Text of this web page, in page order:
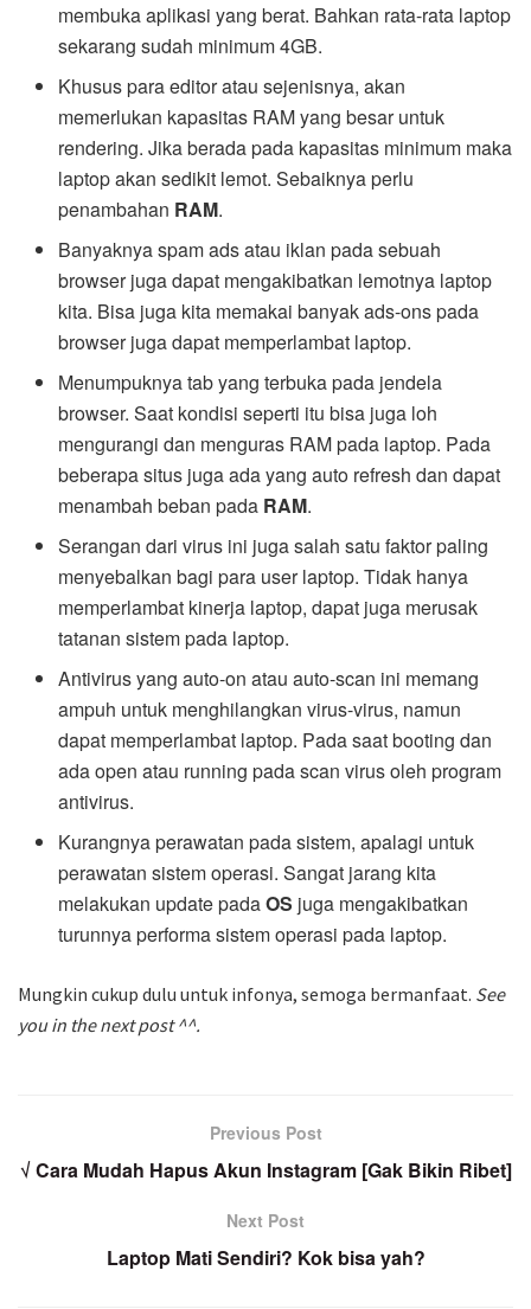
membuka aplikasi yang berat. Bahkan rata-rata laptop
sekarang sudah minimum 4GB.
Khusus para editor atau sejenisnya, akan
memerlukan kapasitas RAM yang besar untuk
rendering. Jika berada pada kapasitas minimum maka
laptop akan sedikit lemot. Sebaiknya perlu
penambahan RAM.
Banyaknya spam ads atau iklan pada sebuah
browser juga dapat mengakibatkan lemotnya laptop
kita. Bisa juga kita memakai banyak ads-ons pada
browser juga dapat memperlambat laptop.
Menumpuknya tab yang terbuka pada jendela
browser. Saat kondisi seperti itu bisa juga loh
mengurangi dan menguras RAM pada laptop. Pada
beberapa situs juga ada yang auto refresh dan dapat
menambah beban pada RAM.
Serangan dari virus ini juga salah satu faktor paling
menyebalkan bagi para user laptop. Tidak hanya
memperlambat kinerja laptop, dapat juga merusak
tatanan sistem pada laptop.
Antivirus yang auto-on atau auto-scan ini memang
ampuh untuk menghilangkan virus-virus, namun
dapat memperlambat laptop. Pada saat booting dan
ada open atau running pada scan virus oleh program
antivirus.
Kurangnya perawatan pada sistem, apalagi untuk
perawatan sistem operasi. Sangat jarang kita
melakukan update padaOS juga mengakibatkan
turunnya performa sistem operasi pada laptop.
Mungkin cukup dulu untuk infonya, semoga bermanfaat. See
you in the next post ^^.
Previous Post
√ Cara Mudah Hapus Akun Instagram [Gak Bikin Ribet]
Next Post
Laptop Mati Sendiri? Kok bisa yah?